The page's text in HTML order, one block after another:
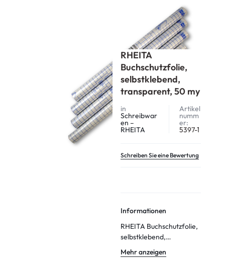
RHEITA Buchschutzfolie, selbstklebend, transparent, 50 my
RHEITA
Buchschutzfolie,
selbstklebend,
transparent, 50 my
in
Schreibwar
en –
RHEITA
Artikel
numm
er:
5397-1
Schreiben Sie eine Bewertung
Informationen
RHEITA Buchschutzfolie,
selbstklebend,
transparent, 50 my
Mehr anzeigen